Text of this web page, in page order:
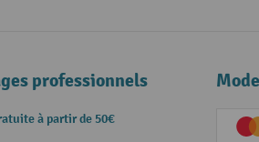
professionnels
à partir de 50€